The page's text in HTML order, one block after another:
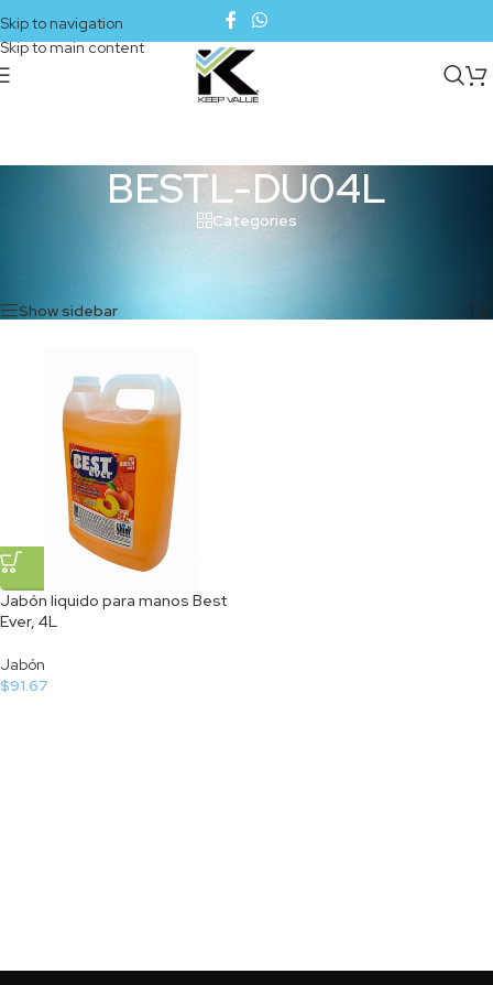
Skip to navigation
Skip to main content
BESTL-DU04L
Categories
Productos etiquetados “BESTL-DU04L”
Show sidebar
Jabón liquido para manos Best
Ever, 4L
Jabón
$91.67